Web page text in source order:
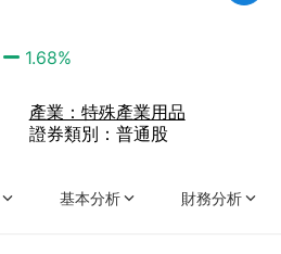
1.68%
產業：特殊產業用品
證券類別：普通股
基本分析 財務分析